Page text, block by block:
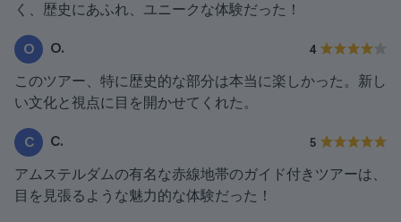
く、歴史にあふれ、ユニークな体験だった！
O O. 4
このツアー、特に歴史的な部分は本当に楽しかった。新し
い文化と視点に目を開かせてくれた。
C C. 5
アムステルダムの有名な赤線地帯のガイド付きツアーは、
目を見張るような魅力的な体験だった！